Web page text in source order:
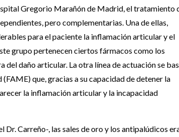
Gregorio Marañón de Madrid, el tratamiento
pero complementarias. Una de ellas,
para el paciente la inflamación articular y el
grupo pertenecen ciertos fármacos como los
daño articular. La otra línea de actuación se
que, gracias a su capacidad de detener la
la inflamación articular y la incapacidad
Carreño-, las sales de oro y los antipalúdicos